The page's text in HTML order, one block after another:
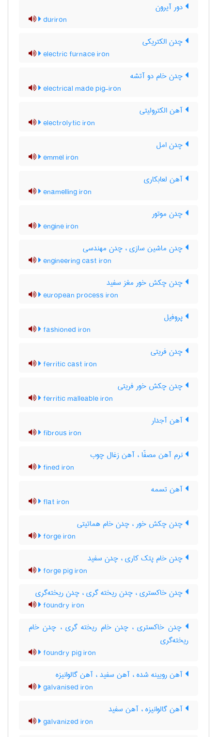
دور آیرون
duriron
چدن الکتریکی
electric furnace iron
چدن خام دو آتشه
electrical made pig-iron
آهن الکترولیتی
electrolytic iron
چدن امل
emmel iron
آهن لعابکاری
enamelling iron
چدن موتور
engine iron
چدن ماشین سازی ، چدن مهندسی
engineering cast iron
چدن چکش خور مغز سفید
european process iron
پروفیل
fashioned iron
چدن فریتی
ferritic cast iron
چدن چکش خور فریتی
ferritic malleable iron
آهن آجدار
fibrous iron
نرم آهن مصفّا ، آهن زغال چوب
fined iron
آهن تسمه
flat iron
چدن چکش خور ، چدن خام هماتیتی
forge iron
چدن خام پتک کاری ، چدن سفید
forge pig iron
چدن خاکستری ، چدن ریخته گری ، چدن ریخته‌گری
foundry iron
چدن خاکستری ، چدن خام ریخته گری ، چدن خام
ریخته‌گری
foundry pig iron
آهن رویینه شده ، آهن سفید ، آهن گالوانیزه
galvanised iron
آهن گالوانیزه ، آهن سفید
galvanized iron